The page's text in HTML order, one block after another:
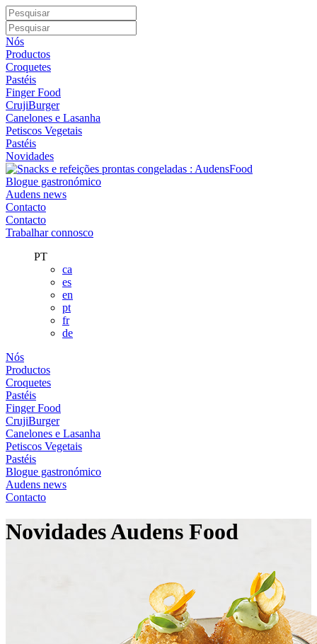
Nós
Productos
Croquetes
Pastéis
Finger Food
CrujiBurger
Canelones e Lasanha
Petiscos Vegetais
Pastéis
Novidades
Blogue gastronómico
Audens news
Contacto
Contacto
Trabalhar connosco
PT
ca
es
en
pt
fr
de
Nós
Productos
Croquetes
Pastéis
Finger Food
CrujiBurger
Canelones e Lasanha
Petiscos Vegetais
Pastéis
Blogue gastronómico
Audens news
Contacto
Novidades Audens Food